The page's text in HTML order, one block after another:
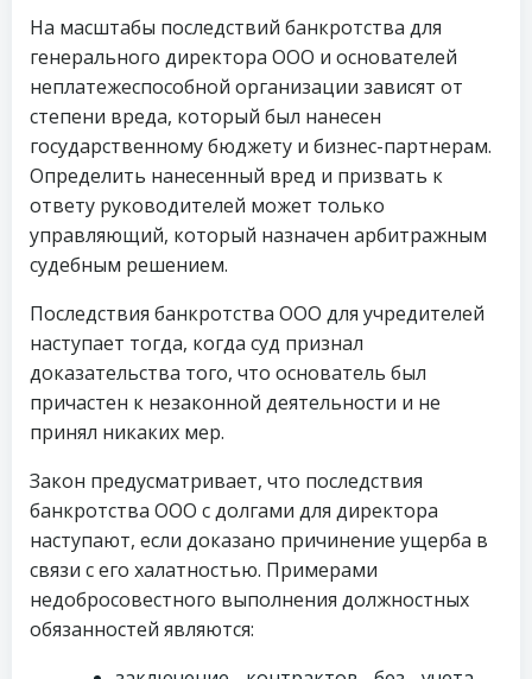
На масштабы последствий банкротства для
генерального директора ООО и основателей
неплатежеспособной организации зависят от
степени вреда, который был нанесен
государственному бюджету и бизнес-партнерам.
Определить нанесенный вред и призвать к
ответу руководителей может только
управляющий, который назначен арбитражным
судебным решением.
Последствия банкротства ООО для учредителей
наступает тогда, когда суд признал
доказательства того, что основатель был
причастен к незаконной деятельности и не
принял никаких мер.
Закон предусматривает, что последствия
банкротства ООО с долгами для директора
наступают, если доказано причинение ущерба в
связи с его халатностью. Примерами
недобросовестного выполнения должностных
обязанностей являются: